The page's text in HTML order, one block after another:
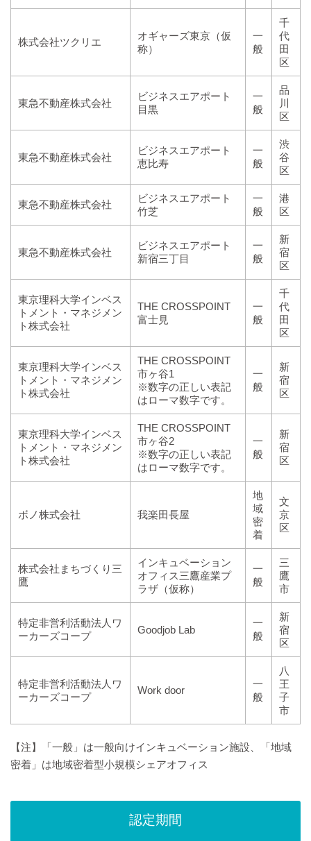
株式会社ツクリエ
オギャーズ東京（仮
称）
一
般
千
代
田
区
東急不動産株式会社
ビジネスエアポート
目黒
一
般
品
川
区
東急不動産株式会社
ビジネスエアポート
恵比寿
一
般
渋
谷
区
東急不動産株式会社
ビジネスエアポート
竹芝
一
般
港
区
東急不動産株式会社
ビジネスエアポート
新宿三丁目
一
般
新
宿
区
東京理科大学インベス
トメント・マネジメン
ト株式会社
THE CROSSPOINT
富士見
一
般
千
代
田
区
東京理科大学インベス
トメント・マネジメン
ト株式会社
THE CROSSPOINT
市ヶ谷1
※数字の正しい表記
はローマ数字です。
一
般
新
宿
区
東京理科大学インベス
トメント・マネジメン
ト株式会社
THE CROSSPOINT
市ヶ谷2
※数字の正しい表記
はローマ数字です。
一
般
新
宿
区
ボノ株式会社 我楽田長屋
地
域
密
着
文
京
区
株式会社まちづくり三
鷹
インキュベーション
オフィス三鷹産業プ
ラザ（仮称）
一
般
三
鷹
市
特定非営利活動法人ワ
ーカーズコープ
Goodjob Lab
一
般
新
宿
区
特定非営利活動法人ワ
ーカーズコープ
Work door
一
般
八
王
子
市
【注】「一般」は一般向けインキュベーション施設、「地域
密着」は地域密着型小規模シェアオフィス
認定期間